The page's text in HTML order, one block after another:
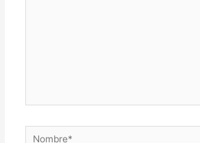
Nombre*